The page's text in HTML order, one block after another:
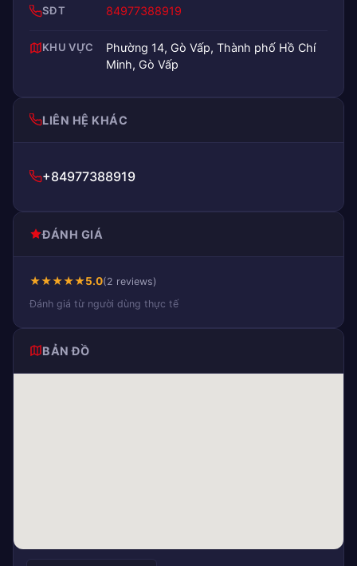
SĐT 84977388919
KHU VỰC
Phường 14, Gò Vấp, Thành phố Hồ Chí
Minh, Gò Vấp
LIÊN HỆ KHÁC
+84977388919
ĐÁNH GIÁ
★★★★★5.0(2 reviews)
Đánh giá từ người dùng thực tế
BẢN ĐỒ